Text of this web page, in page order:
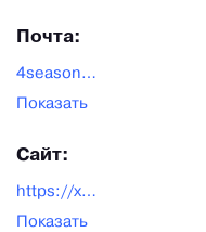
Почта:
4seasons198@gmail.com
Показать
Сайт:
https://xozka.com/
Показать